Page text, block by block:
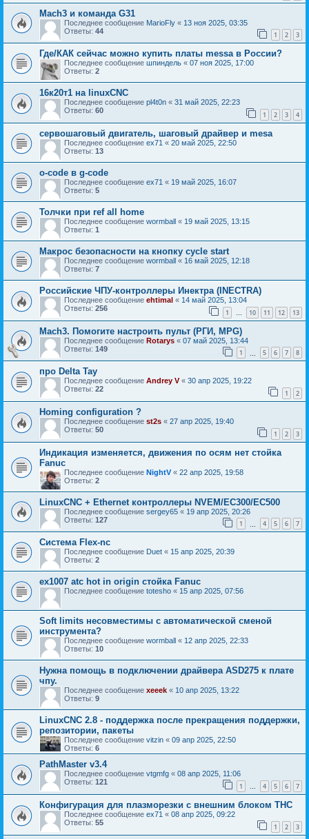
Mach3 и команда G31
Последнее сообщение MarioFly « 13 ноя 2025, 03:35
Ответы: 44 1 2 3
Где/КАК сейчас можно купить платы messa в России?
Последнее сообщение шпиндель « 07 ноя 2025, 17:00
Ответы: 2
16к20т1 на linuxCNC
Последнее сообщение pl4t0n « 31 май 2025, 22:23
Ответы: 60 1 2 3 4
сервошаговый двигатель, шаговый драйвер и mesa
Последнее сообщение ex71 « 20 май 2025, 22:50
Ответы: 13
o-code в g-code
Последнее сообщение ex71 « 19 май 2025, 16:07
Ответы: 5
Толчки при ref all home
Последнее сообщение wormball « 19 май 2025, 13:15
Ответы: 1
Макрос безопасности на кнопку cycle start
Последнее сообщение wormball « 16 май 2025, 12:18
Ответы: 7
Российские ЧПУ-контроллеры Инектра (INECTRA)
Последнее сообщение ehtimal « 14 май 2025, 13:04
Ответы: 256 1 … 10 11 12 13
Mach3. Помогите настроить пульт (РГИ, MPG)
Последнее сообщение Rotarys « 07 май 2025, 13:44
Ответы: 149 1 5 6 7 8
про Delta Tay
Последнее сообщение Andrey V« 30 апр 2025, 19:22
Ответы: 22 1 2
Homing configuration ?
Последнее сообщение st2s « 27 апр 2025, 19:40
Ответы: 50 1 2 3
Индикация изменяется, движения по осям нет стойка
Fanuc
Последнее сообщение NightV« 22 апр 2025, 19:58
Ответы: 2
LinuxCNC + Ethernet контроллеры NVEM/EC300/EC500
Последнее сообщение sergey65 « 19 апр 2025, 20:26
Ответы: 127 1 4 5 6 7
Система Flex-nc
Последнее сообщение Duet « 15 апр 2025, 20:39
Ответы: 2
ex1007 atc hot in origin стойка Fanuc
Последнее сообщение totesho « 15 апр 2025, 07:56
Soft limits несовместимы с автоматической сменой
инструмента?
Последнее сообщение wormball « 12 апр 2025, 22:33
Ответы: 10
Нужна помощь в подключении драйвера ASD275 к плате
чпу.
Последнее сообщение xeeek « 10 апр 2025, 13:22
Ответы: 9
LinuxCNC 2.8 - поддержка после прекращения поддержки,
репозитории, пакеты
Последнее сообщение vitzin « 09 апр 2025, 22:50
Ответы: 6
PathMaster v3.4
Последнее сообщение vtgmfg « 08 апр 2025, 11:06
Ответы: 121 1 … 4 5 6 7
Конфигурация для плазморезки с внешним блоком THC
Последнее сообщение ex71 « 08 апр 2025, 09:22
Ответы: 55 1 2 3